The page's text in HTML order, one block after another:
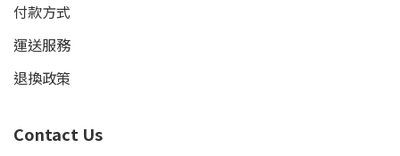
付款方式
運送服務
退換政策
Contact Us